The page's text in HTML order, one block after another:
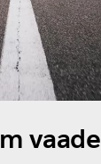
vaade